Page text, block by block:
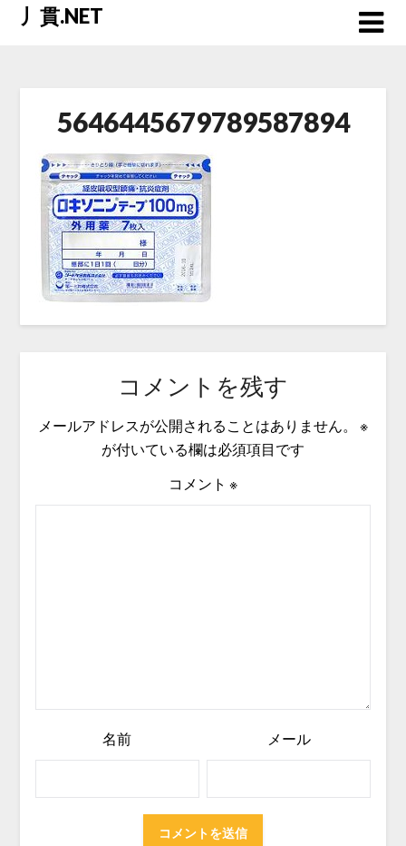
Skip丿貫.NET
5646445679789587894
コメントを残す
メールアドレスが公開されることはありません。
※
が付いている欄は必須項目です
コメント ※
名前 メール